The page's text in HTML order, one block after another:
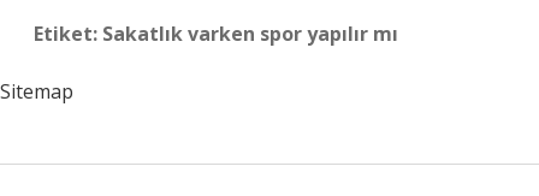
Etiket: Sakatlık varken spor yapılır mı
Sitemap